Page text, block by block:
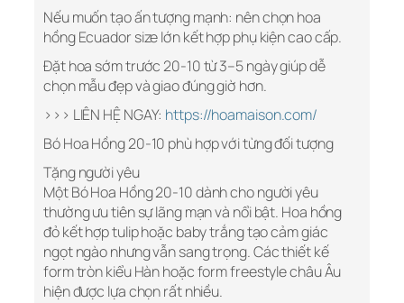
Nếu muốn tạo ấn tượng mạnh: nên chọn hoa
hồng Ecuador size lớn kết hợp phụ kiện cao cấp.
Đặt hoa sớm trước 20-10 từ 3–5 ngày giúp dễ
chọn mẫu đẹp và giao đúng giờ hơn.
>>> LIÊN HỆ NGAY: https://hoamaison.com/
Bó Hoa Hồng 20-10 phù hợp với từng đối tượng
Tặng người yêu
Một Bó Hoa Hồng 20-10 dành cho người yêu
thường ưu tiên sự lãng mạn và nổi bật. Hoa hồng
đỏ kết hợp tulip hoặc baby trắng tạo cảm giác
ngọt ngào nhưng vẫn sang trọng. Các thiết kế
form tròn kiểu Hàn hoặc form freestyle châu Âu
hiện được lựa chọn rất nhiều.